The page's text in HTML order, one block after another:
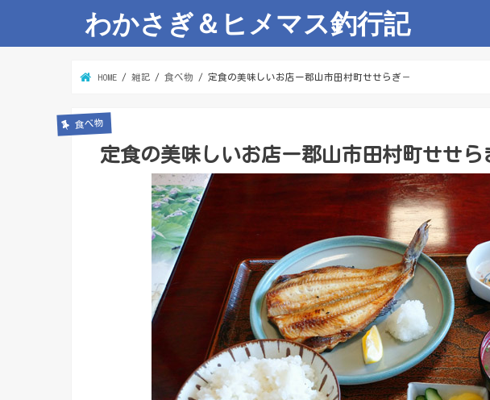
わかさぎ＆ヒメマス釣行記
HOME 雑記 食べ物 定食の美味しいお店ー郡山市田村町せせらぎ－
食べ物
定食の美味しいお店ー郡山市田村町せせら